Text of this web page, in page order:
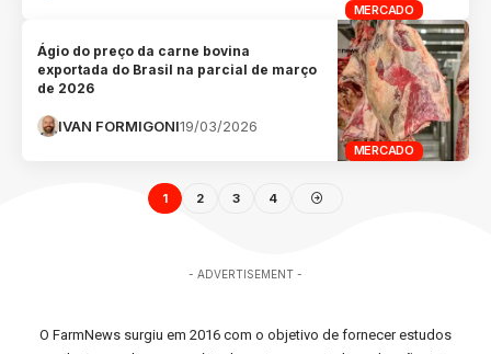
MERCADO
MERCADO
Ágio do preço da carne bovina
exportada do Brasil na parcial de março
de 2026
IVAN FORMIGONI19/03/2026
1 2 3 4
- ADVERTISEMENT -
O FarmNews surgiu em 2016 com o objetivo de fornecer estudos